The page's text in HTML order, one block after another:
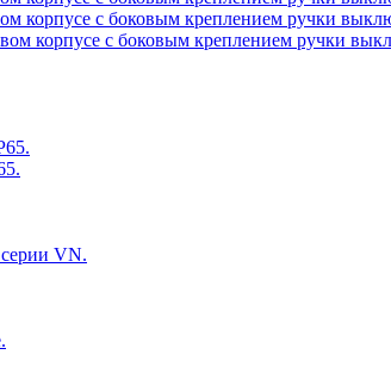
корпусе с боковым креплением ручки
корпусе с боковым креплением ручки
VN.